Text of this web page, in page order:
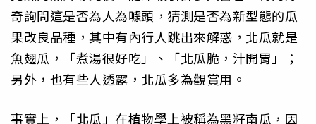
奇詢問這是否為人為噱頭，猜測是否為新型態的瓜
果改良品種，其中有內行人跳出來解惑，北瓜就是
魚翅瓜，「煮湯很好吃」、「北瓜脆，汁開胃」；
另外，也有些人透露，北瓜多為觀賞用。
事實上，「北瓜」在植物學上被稱為黑籽南瓜，因